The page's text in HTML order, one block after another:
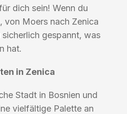
dich sein! Wenn du
von Moers nach Zenica
gespannt, was
hat.
in Zenica
Stadt in Bosnien und
vielfältige Palette an